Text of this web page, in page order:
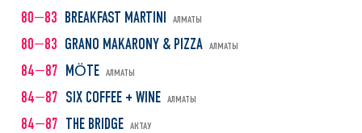
80—83 BREAKFAST MARTINI АЛМАТЫ
80—83 GRANO MAKARONY & PIZZA АЛМАТЫ
84—87 MÖTE АЛМАТЫ
84—87 SIX СOFFEE + WINE АЛМАТЫ
84—87 THE BRIDGE АКТАУ